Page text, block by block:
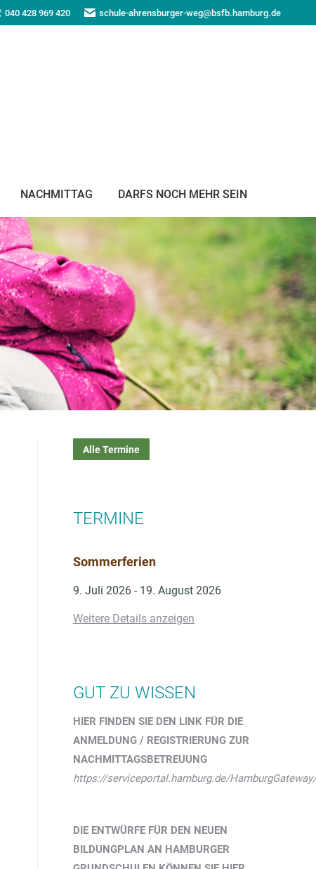
040 428 969 420 schule-ahrensburger-weg@bsfb.hamburg.de
NACHMITTAG DARFS NOCH MEHR SEIN
Alle Termine
TERMINE
Sommerferien
9. Juli 2026 - 19. August 2026
Weitere Details anzeigen
GUT ZU WISSEN
HIER FINDEN SIE DEN LINK FÜR DIE
ANMELDUNG / REGISTRIERUNG ZUR
NACHMITTAGSBETREUUNG
https://serviceportal.hamburg.de/
DIE ENTWÜRFE FÜR DEN NEUEN
BILDUNGPLAN AN HAMBURGER